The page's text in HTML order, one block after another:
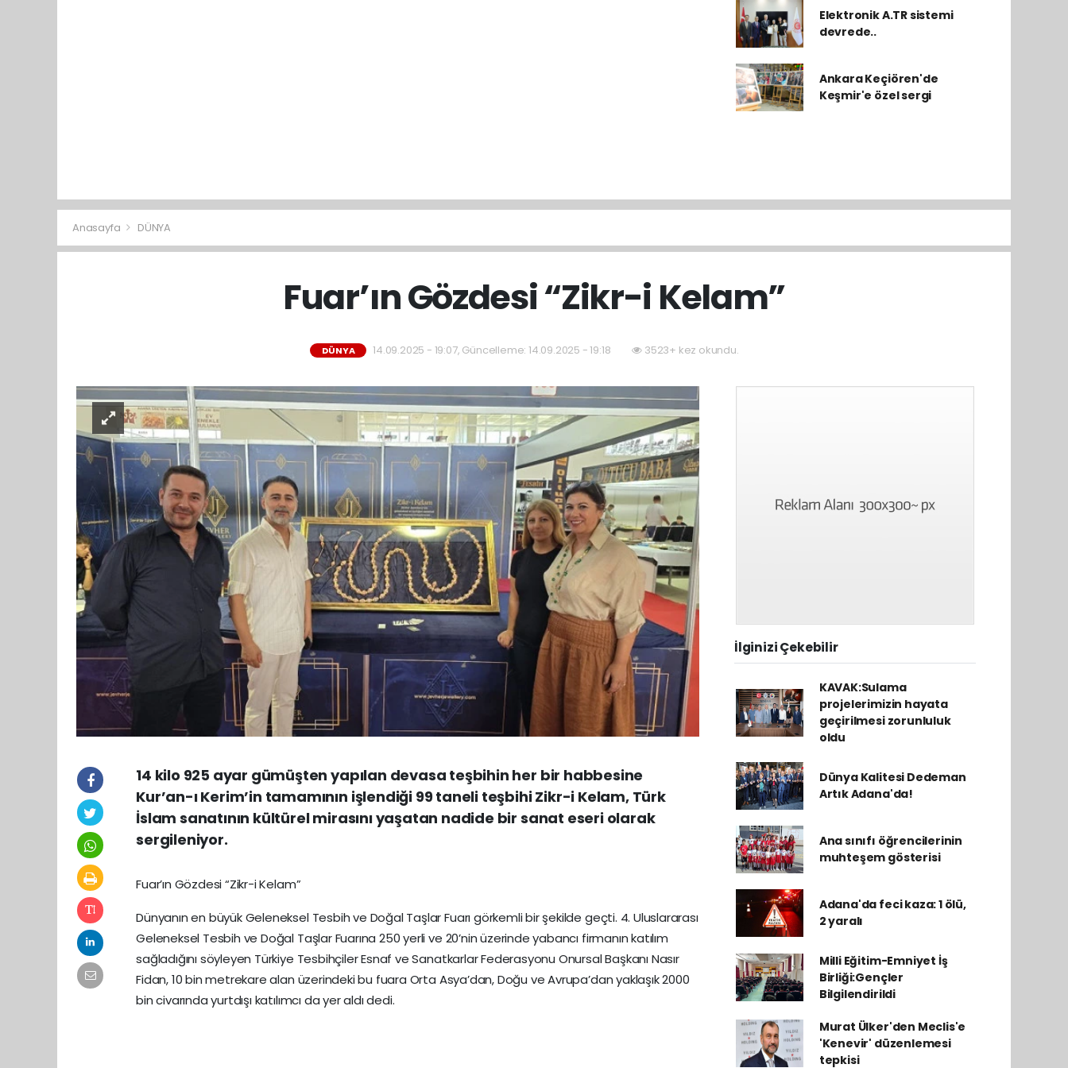
Elektronik A.TR sistemi
devrede..
Ankara Keçiören'de
Keşmir'e özel sergi
Anasayfa DÜNYA
Fuar’ın Gözdesi “Zikr-i Kelam”
DÜNYA 14.09.2025 - 19:07, Güncelleme: 14.09.2025 - 19:18 3523+ kez okundu.
14 kilo 925 ayar gümüşten yapılan devasa teşbihin her bir habbesine
Kur’an-ı Kerim’in tamamının işlendiği 99 taneli teşbihi Zikr-i Kelam, Türk
İslam sanatının kültürel mirasını yaşatan nadide bir sanat eseri olarak
sergileniyor.
Fuar’ın Gözdesi “Zikr-i Kelam”
Dünyanın en büyük Geleneksel Tesbih ve Doğal Taşlar Fuarı görkemli bir şekilde geçti. 4. Uluslararası
Geleneksel Tesbih ve Doğal Taşlar Fuarına 250 yerli ve 20’nin üzerinde yabancı firmanın katılım
sağladığını söyleyen Türkiye Tesbihçiler Esnaf ve Sanatkarlar Federasyonu Onursal Başkanı Nasır
Fidan, 10 bin metrekare alan üzerindeki bu fuara Orta Asya’dan, Doğu ve Avrupa’dan yaklaşık 2000
bin civarında yurtdışı katılımcı da yer aldı dedi.
İlginizi Çekebilir
KAVAK:Sulama
projelerimizin hayata
geçirilmesi zorunluluk
oldu
Dünya Kalitesi Dedeman
Artık Adana'da!
Ana sınıfı öğrencilerinin
muhteşem gösterisi
Adana'da feci kaza: 1 ölü,
2 yaralı
Milli Eğitim-Emniyet İş
Birliği:Gençler
Bilgilendirildi
Murat Ülker'den Meclis'e
'Kenevir' düzenlemesi
tepkisi